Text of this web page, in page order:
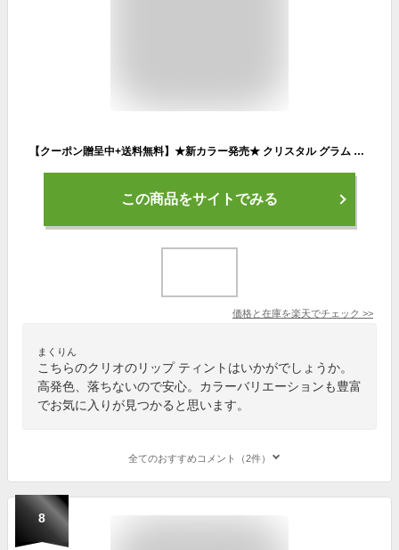
【クーポン贈呈中+送料無料】★新カラー発売★ クリスタル グラム バーム ・ ティント【CLIO（クリオ）公式】口紅 リップ グロウ 発色 密着 落ちない 長時間キープ 初心者 唇 メイク 韓国ヘリテージ コレクション 韓国 コスメ
この商品をサイトでみる
価格と在庫を楽天でチェック >>
まくりん
こちらのクリオのリップ ティントはいかがでしょうか。
高発色、落ちないので安心。カラーバリエーションも豊富
でお気に入りが見つかると思います。
全てのおすすめコメント（2件）
8